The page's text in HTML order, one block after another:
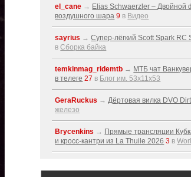
el_cane → Elias Schwaerzler – Двойной
воздушного шара 9 в Видео
sayrius →Супер-лёгкий Scott Spark RC
вСборка байка
temkinmag_ridemtb → МТБ чат
в телеге 27 в Блог им. 53x11x53
GeraRuckus →Дёртовая вилка DVO
железо
Brycenkins → Прямые трансляции
и кросс-кантри из La Thuile 2026 3 в